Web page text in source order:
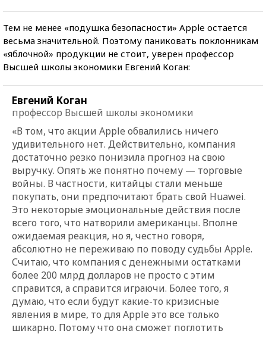
Тем не менее «подушка безопасности» Apple остается
весьма значительной. Поэтому паниковать поклонникам
«яблочной» продукции не стоит, уверен профессор
Высшей школы экономики Евгений Коган:
Евгений Коган
профессор Высшей школы экономики
«В том, что акции Apple обвалились ничего
удивительного нет. Действительно, компания
достаточно резко понизила прогноз на свою
выручку. Опять же понятно почему — торговые
войны. В частности, китайцы стали меньше
покупать, они предпочитают брать свой Huawei.
Это некоторые эмоциональные действия после
всего того, что натворили американцы. Вполне
ожидаемая реакция, но я, честно говоря,
абсолютно не переживаю по поводу судьбы Apple.
Считаю, что компания с денежными остатками
более 200 млрд долларов не просто с этим
справится, а справится играючи. Более того, я
думаю, что если будут какие-то кризисные
явления в мире, то для Apple это все только
шикарно. Потому что она сможет поглотить